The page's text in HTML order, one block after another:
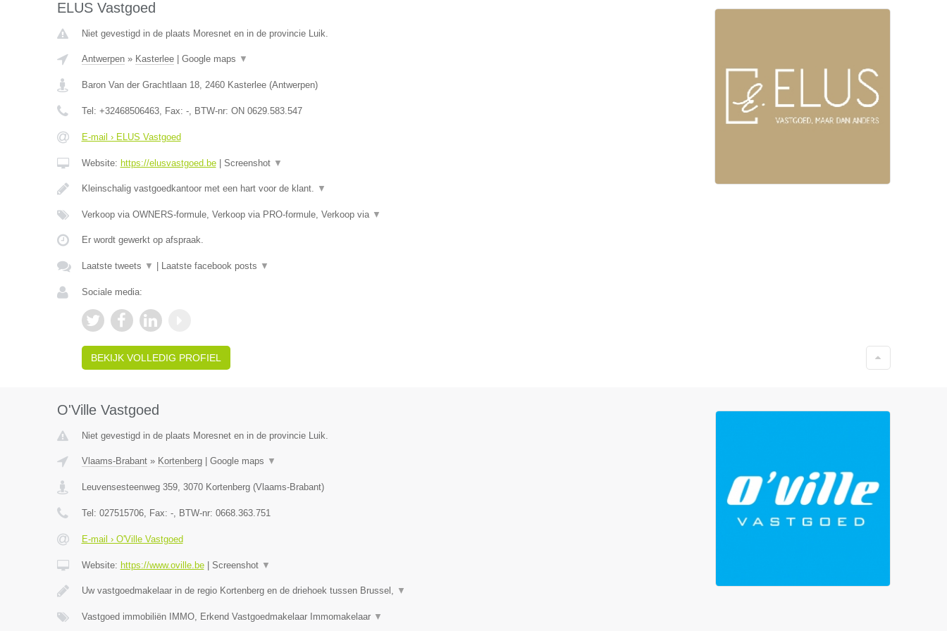
ELUS Vastgoed
Niet gevestigd in de plaats Moresnet en in de provincie Luik.
Antwerpen» Kasterlee| Google maps ▼
Baron Van der Grachtlaan 18, 2460 Kasterlee(Antwerpen)
Tel: +32468506463, Fax: -, BTW-nr: ON 0629.583.547
E-mail › ELUS Vastgoed
Website: https://elusvastgoed.be| Screenshot ▼
Kleinschalig vastgoedkantoor met een hart voor de klant. ▼
Verkoop via OWNERS-formule, Verkoop via PRO-formule, Verkoop via ▼
Er wordt gewerkt op afspraak.
Laatste tweets ▼ Laatste facebook posts ▼
Sociale media:
BEKIJK VOLLEDIG PROFIEL
O'Ville Vastgoed
Niet gevestigd in de plaats Moresnet en in de provincie Luik.
Vlaams-Brabant» Kortenberg| Google maps ▼
Leuvensesteenweg 359, 3070 Kortenberg(Vlaams-Brabant)
Tel: 027515706, Fax: -, BTW-nr: 0668.363.751
E-mail › O'Ville Vastgoed
Website: https://www.oville.be| Screenshot ▼
Uw vastgoedmakelaar in de regio Kortenberg en de driehoek tussen Brussel, ▼
Vastgoed immobiliën IMMO, Erkend Vastgoedmakelaar Immomakelaar ▼